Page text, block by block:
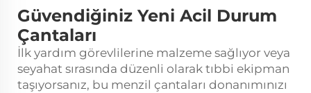
Güvendiğiniz Yeni Acil Durum
Çantaları
İlk yardım görevlilerine malzeme sağlıyor veya
seyahat sırasında düzenli olarak tıbbi ekipman
taşıyorsanız, bu menzil çantaları donanımınızı